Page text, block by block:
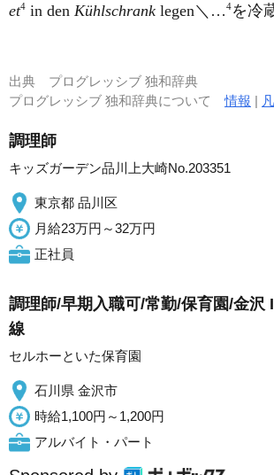
et4 in den Kühlschrank legen＼…4を冷
出典 プログレッシブ 独和辞典
プログレッシブ 独和辞典について情報 |
調理師
キッズガーデン品川上大崎No.203351
東京都 品川区
月給23万円～32万円
正社員
調理師/早期入職可/常勤/保育園/金沢
線
セルホーといた保育園
石川県 金沢市
時給1,100円～1,200円
アルバイト・パート